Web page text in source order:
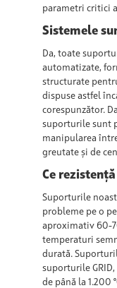
parametri critici
Sistemele
Da, toate
automatizate,
structurate
dispuse astfel
corespunzător.
suporturile sunt
manipularea
greutate și de
Ce
Suporturile
probleme pe o
aproximativ 60-
temperaturi
durată.
suporturile
de până la 1.200